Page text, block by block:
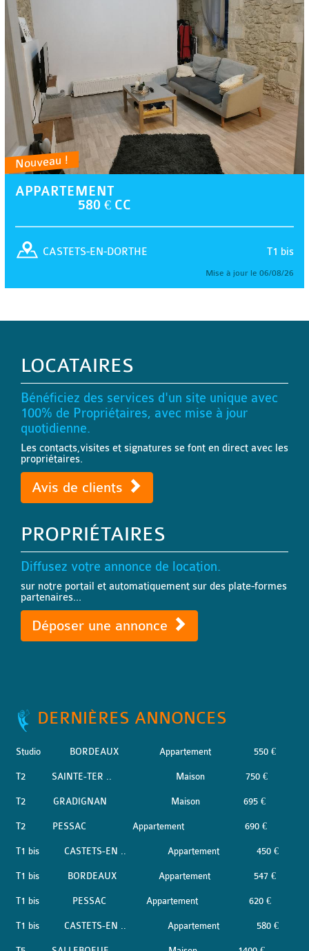
Nouveau !
APPARTEMENT
580 € CC
T1 bis
CASTETS-EN-DORTHE
Mise à jour le 06/08/26
LOCATAIRES
Bénéficiez des services d'un site unique avec
100% de Propriétaires, avec mise à jour
quotidienne.
Les contacts,visites et signatures se font en direct avec les
propriétaires.
Avis de clients
PROPRIÉTAIRES
Diffusez votre annonce de location.
sur notre portail et automatiquement sur des plate-formes
partenaires...
Déposer une annonce
DERNIÈRES ANNONCES
Studio BORDEAUX Appartement 550 €
T2 SAINTE-TER .. Maison 750 €
T2 GRADIGNAN Maison 695 €
T2 PESSAC Appartement 690 €
T1 bis CASTETS-EN .. Appartement 450 €
T1 bis BORDEAUX Appartement 547 €
T1 bis PESSAC Appartement 620 €
T1 bis CASTETS-EN .. Appartement 580 €